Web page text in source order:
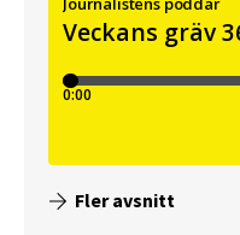
Fler avsnitt